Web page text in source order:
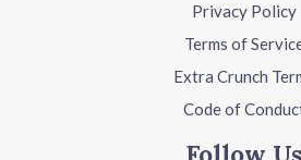
Privacy Policy
Terms of
Extra Crunch
Code of